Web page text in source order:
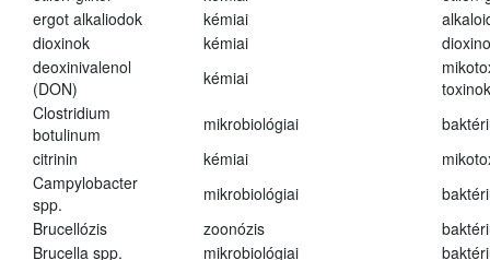
ergot alkaliodok
kémiai
dioxinok
kémiai
deoxinivalenol
(DON)
kémiai
toxinok
Clostridium
botulinum
mikrobiológiai
citrinin
kémiai
Campylobacter
spp.
mikrobiológiai
Brucellózis
zoonózis
Brucella spp.
mikrobiológiai